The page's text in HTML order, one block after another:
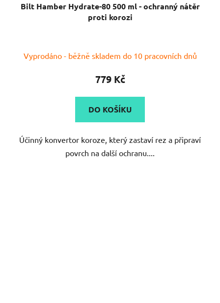
Bilt Hamber Hydrate-80 500 ml - ochranný nátěr
proti korozi
Vyprodáno - běžně skladem do 10 pracovních dnů
779 Kč
DO KOŠÍKU
Účinný konvertor koroze, který zastaví rez a připraví
povrch na další ochranu....